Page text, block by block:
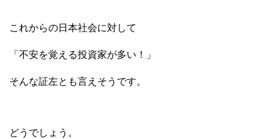
これからの日本社会に対して
「不安を覚える投資家が多い！」
そんな証左とも言えそうです。
どうでしょう。